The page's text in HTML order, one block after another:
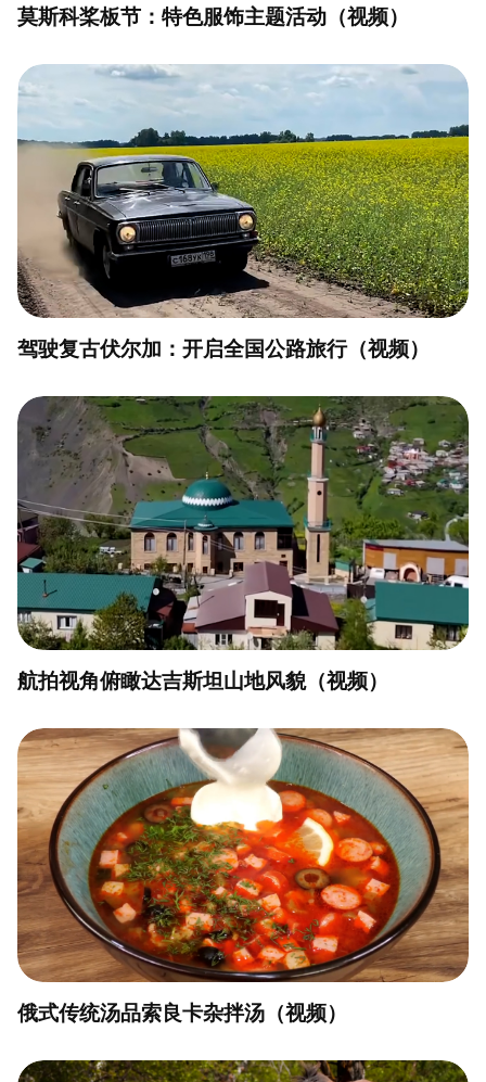
莫斯科桨板节：特色服饰主题活动（视频）
驾驶复古伏尔加：开启全国公路旅行（视频）
航拍视角俯瞰达吉斯坦山地风貌（视频）
俄式传统汤品索良卡杂拌汤（视频）